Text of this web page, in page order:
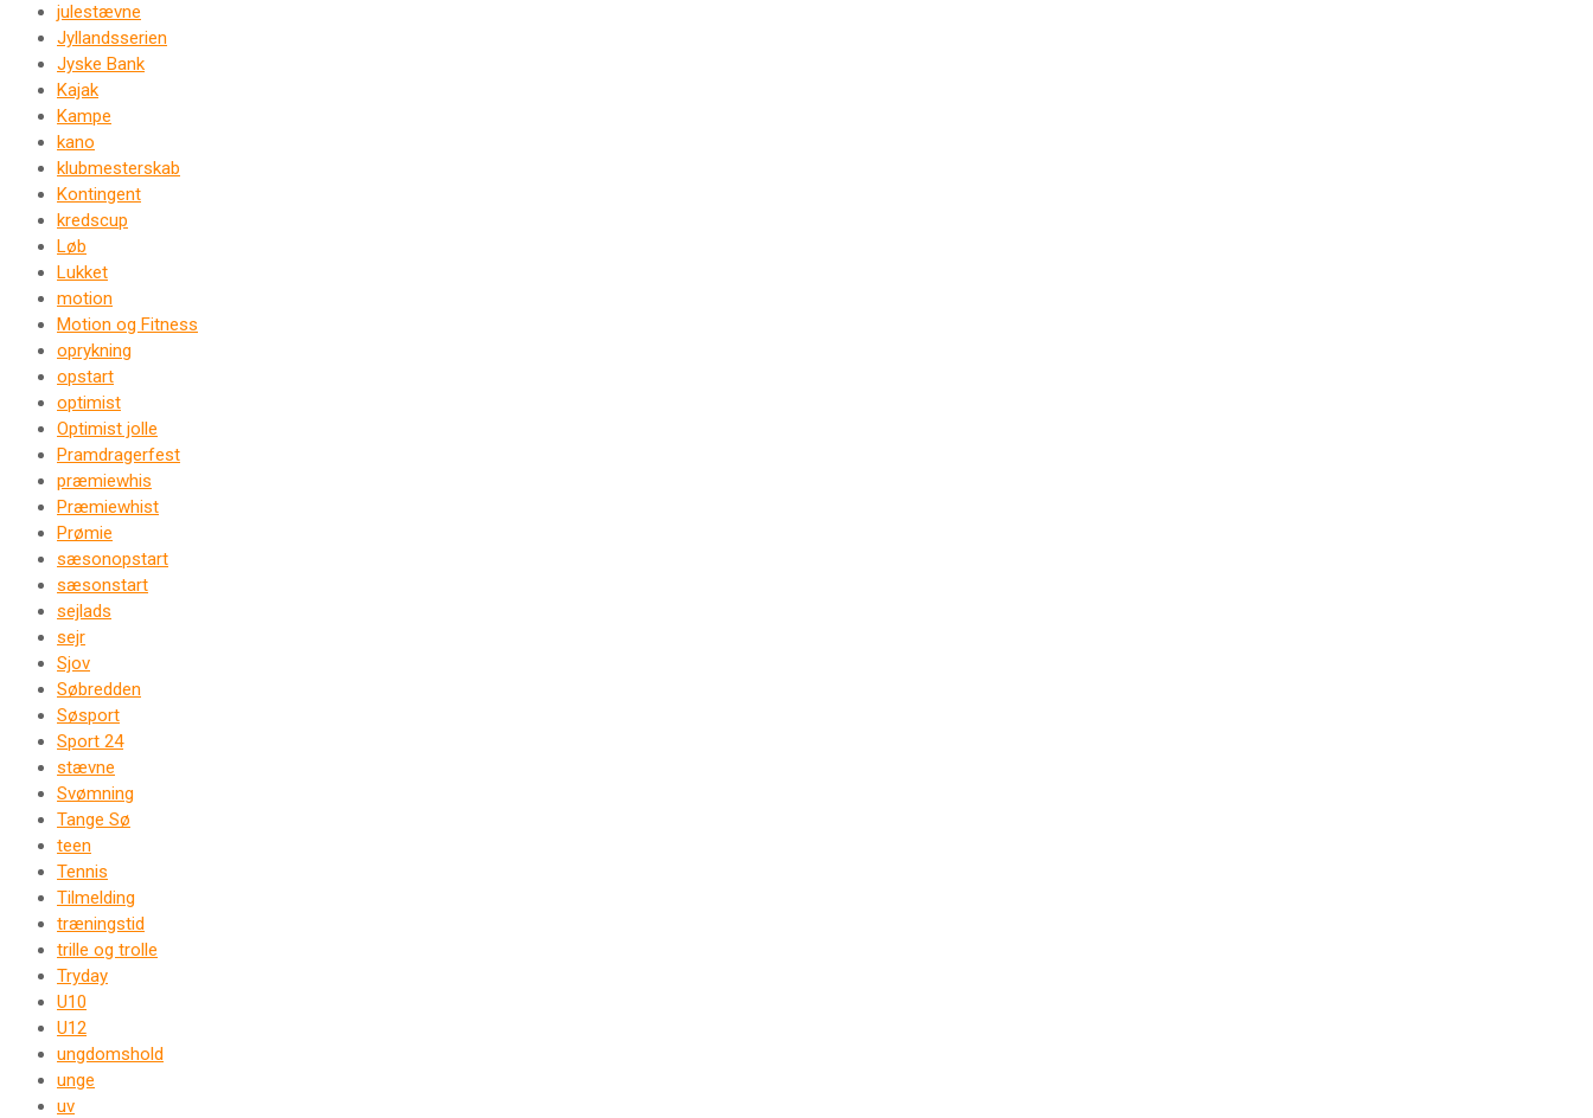
julestævne
Jyllandsserien
Jyske Bank
Kajak
Kampe
kano
klubmesterskab
Kontingent
kredscup
Løb
Lukket
motion
Motion og Fitness
oprykning
opstart
optimist
Optimist jolle
Pramdragerfest
præmiewhis
Præmiewhist
Prømie
sæsonopstart
sæsonstart
sejlads
sejr
Sjov
Søbredden
Søsport
Sport 24
stævne
Svømning
Tange Sø
teen
Tennis
Tilmelding
træningstid
trille og trolle
Tryday
U10
U12
ungdomshold
unge
uv